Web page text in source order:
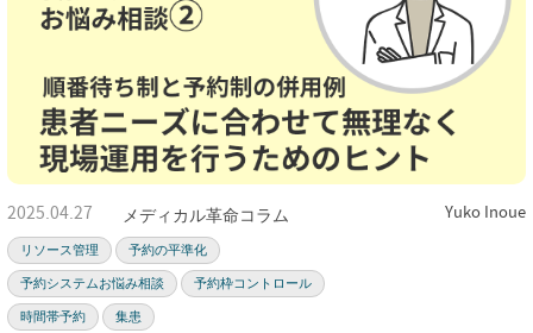
2025.04.27 メディカル革命コラム
リソース管理
予約の平準化
予約システムお悩み相談
予約枠コントロール
時間帯予約
集患
Yuko Inoue